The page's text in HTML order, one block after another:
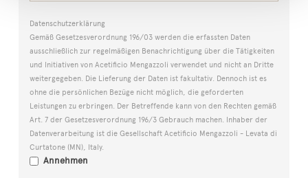
Datenschutzerklärung
Gemäß Gesetzesverordnung 196/03 werden die erfassten Daten
ausschließlich zur regelmäßigen Benachrichtigung über die Tätigkeiten
und Initiativen von Acetificio Mengazzoli verwendet und nicht an Dritte
weitergegeben. Die Lieferung der Daten ist fakultativ. Dennoch ist es
ohne die persönlichen Bezüge nicht möglich, die geforderten
Leistungen zu erbringen. Der Betreffende kann von den Rechten gemäß
Art. 7 der Gesetzesverordnung 196/3 Gebrauch machen. Inhaber der
Datenverarbeitung ist die Gesellschaft Acetificio Mengazzoli - Levata di
Curtatone (MN), Italy.
Annehmen